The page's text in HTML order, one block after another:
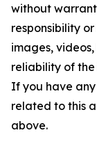
without
responsibility
images,
reliability of
If you have
related to this
above.